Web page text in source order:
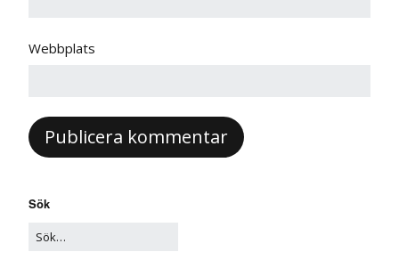
Webbplats
Sök